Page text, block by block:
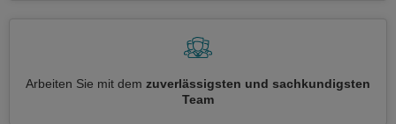
Arbeiten Sie mit dem zuverlässigsten und sachkundigsten
Team